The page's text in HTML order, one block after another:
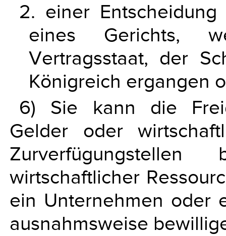
2. einer
eines Gerichts,
Vertragsstaat, der
Königreich ergangen
6) Sie kann die
Gelder oder
wirtschaftlicher
ein Unternehmen oder
ausnahmsweise